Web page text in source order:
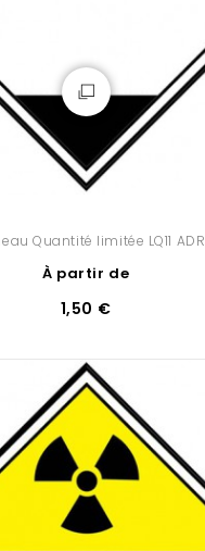
Quantité limitée LQ11 ADR
À partir de
1,50 €